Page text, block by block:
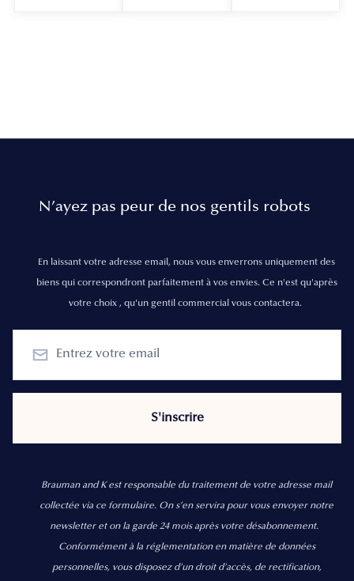
N’ayez pas peur de nos gentils robots
En laissant votre adresse email, nous vous enverrons uniquement des
biens qui correspondront parfaitement à vos envies. Ce n'est qu'après
votre choix , qu'un gentil commercial vous contactera.
Brauman and K est responsable du traitement de votre adresse mail
collectée via ce formulaire. On s’en servira pour vous envoyer notre
newsletter et on la garde 24 mois après votre désabonnement.
Conformément à la réglementation en matière de données
personnelles, vous disposez d'un droit d'accès, de rectification,